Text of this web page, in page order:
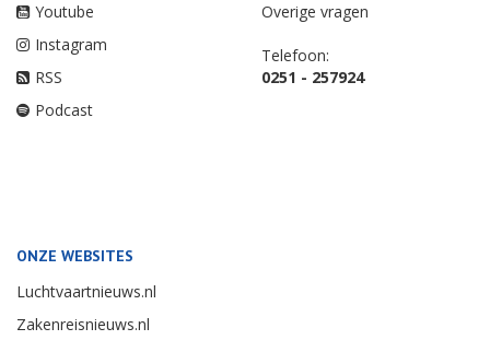
Youtube
Instagram
RSS
Podcast
Overige vragen
Telefoon:
0251 - 257924
ONZE WEBSITES
Luchtvaartnieuws.nl
Zakenreisnieuws.nl